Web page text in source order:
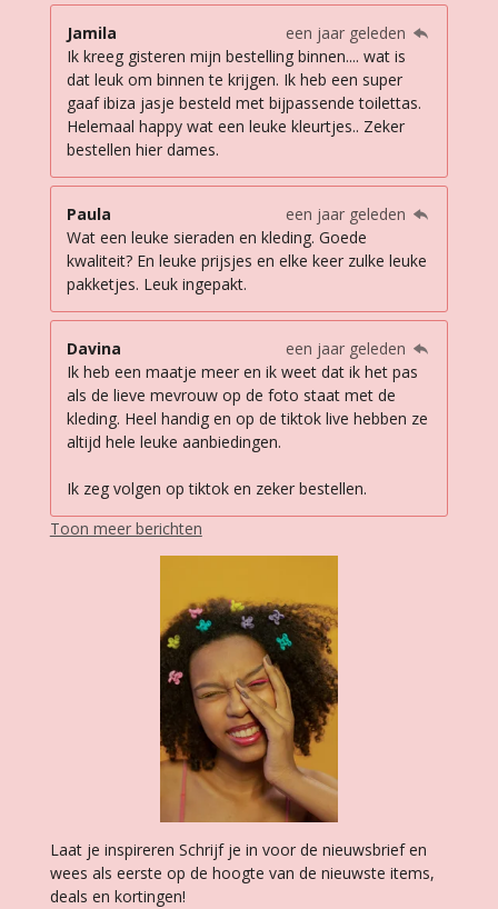
Jamila
een jaar geleden
Ik kreeg gisteren mijn bestelling binnen.... wat is
dat leuk om binnen te krijgen. Ik heb een super
gaaf ibiza jasje besteld met bijpassende toilettas.
Helemaal happy wat een leuke kleurtjes.. Zeker
bestellen hier dames.
Paula
een jaar geleden
Wat een leuke sieraden en kleding. Goede
kwaliteit? En leuke prijsjes en elke keer zulke leuke
pakketjes. Leuk ingepakt.
Davina
een jaar geleden
Ik heb een maatje meer en ik weet dat ik het pas
als de lieve mevrouw op de foto staat met de
kleding. Heel handig en op de tiktok live hebben ze
altijd hele leuke aanbiedingen.
Ik zeg volgen op tiktok en zeker bestellen.
Toon meer berichten
Laat je inspireren Schrijf je in voor de nieuwsbrief en
wees als eerste op de hoogte van de nieuwste items,
deals en kortingen!